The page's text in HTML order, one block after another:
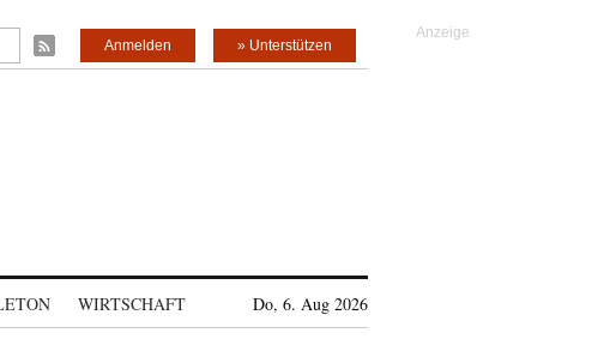
» Unterstützen
Anmelden
WIRTSCHAFT Do, 6. Aug 2026